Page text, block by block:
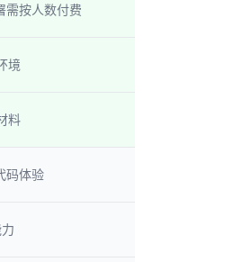
需按人数付费
境
料
码体验